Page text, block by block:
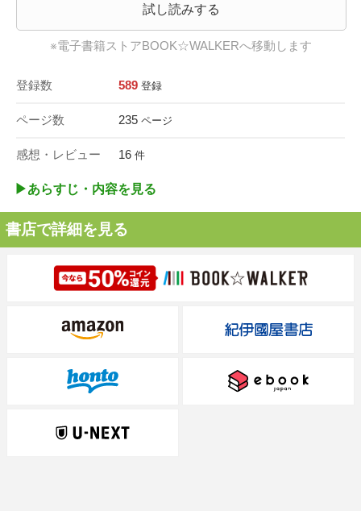
試し読みする
※電子書籍ストアBOOK☆WALKERへ移動します
登録数 589 登録
ページ数 235 ページ
感想・レビュー 16 件
▶︎あらすじ・内容を見る
書店で詳細を見る